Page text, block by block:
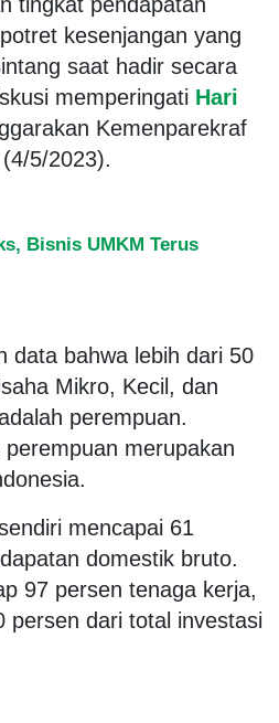
kesenjangan yang
saat hadir secara
memperingati Hari
Kemenparekraf
5/2023).
Bisnis UMKM Terus
data bahwa lebih dari 50
Mikro, Kecil, dan
perempuan.
merupakan
mencapai 61
domestik bruto.
97 persen tenaga kerja,
persen dari total investasi